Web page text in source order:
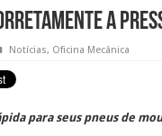
a
Notícias, Oficina Mecânica
para seus pneus de